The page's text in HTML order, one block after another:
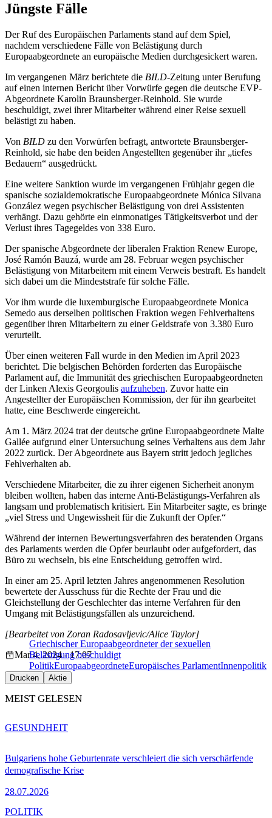
Jüngste Fälle
Der Ruf des Europäischen Parlaments stand auf dem Spiel,
nachdem verschiedene Fälle von Belästigung durch
Europaabgeordnete an europäische Medien durchgesickert waren.
Im vergangenen März berichtete die BILD-Zeitung unter Berufung
auf einen internen Bericht über Vorwürfe gegen die deutsche EVP-
Abgeordnete Karolin Braunsberger-Reinhold. Sie wurde
beschuldigt, zwei ihrer Mitarbeiter während einer Reise sexuell
belästigt zu haben.
Von BILD zu den Vorwürfen befragt, antwortete Braunsberger-
Reinhold, sie habe den beiden Angestellten gegenüber ihr „tiefes
Bedauern“ ausgedrückt.
Eine weitere Sanktion wurde im vergangenen Frühjahr gegen die
spanische sozialdemokratische Europaabgeordnete Mónica Silvana
González wegen psychischer Belästigung von drei Assistenten
verhängt. Dazu gehörte ein einmonatiges Tätigkeitsverbot und der
Verlust ihres Tagegeldes von 338 Euro.
Der spanische Abgeordnete der liberalen Fraktion Renew Europe,
José Ramón Bauzá, wurde am 28. Februar wegen psychischer
Belästigung von Mitarbeitern mit einem Verweis bestraft. Es handelt
sich dabei um die Mindeststrafe für solche Fälle.
Vor ihm wurde die luxemburgische Europaabgeordnete Monica
Semedo aus derselben politischen Fraktion wegen Fehlverhaltens
gegenüber ihren Mitarbeitern zu einer Geldstrafe von 3.380 Euro
verurteilt.
Über einen weiteren Fall wurde in den Medien im April 2023
berichtet. Die belgischen Behörden forderten das Europäische
Parlament auf, die Immunität des griechischen Europaabgeordneten
der Linken Alexis Georgoulis aufzuheben. Zuvor hatte ein
Angestellter der Europäischen Kommission, der für ihn gearbeitet
hatte, eine Beschwerde eingereicht.
Am 1. März 2024 trat der deutsche grüne Europaabgeordnete Malte
Gallée aufgrund einer Untersuchung seines Verhaltens aus dem Jahr
2022 zurück. Der Abgeordnete aus Bayern stritt jedoch jegliches
Fehlverhalten ab.
Verschiedene Mitarbeiter, die zu ihrer eigenen Sicherheit anonym
bleiben wollten, haben das interne Anti-Belästigungs-Verfahren als
langsam und problematisch kritisiert. Ein Mitarbeiter sagte, es bringe
„viel Stress und Ungewissheit für die Zukunft der Opfer.“
Während der internen Bewertungsverfahren des beratenden Organs
des Parlaments werden die Opfer beurlaubt oder aufgefordert, das
Büro zu wechseln, bis eine Entscheidung getroffen wird.
In einer am 25. April letzten Jahres angenommenen Resolution
bewertete der Ausschuss für die Rechte der Frau und die
Gleichstellung der Geschlechter das interne Verfahren für den
Umgang mit Belästigungsfällen als unzureichend.
Griechischer Europaabgeordneter der sexuellen
Belästigung beschuldigt
[Bearbeitet von Zoran Radosavljevic/Alice Taylor]
Mar 4, 2024 - 17:07
PolitikEuropaabgeordneteEuropäisches ParlamentInnenpolitik
Drucken Aktie
MEIST GELESEN
Bulgariens hohe Geburtenrate verschleiert die sich verschärfende
demografische Krise
28.07.2026
GESUNDHEIT
POLITIK